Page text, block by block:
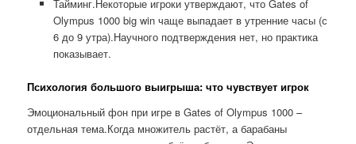
Тайминг.Некоторые игроки утверждают, что Gates of
Olympus 1000 big win чаще выпадает в утренние часы (с
6 до 9 утра).Научного подтверждения нет, но практика
показывает.
Психология большого выигрыша: что чувствует игрок
Эмоциональный фон при игре в Gates of Olympus 1000 –
отдельная тема.Когда множитель растёт, а барабаны